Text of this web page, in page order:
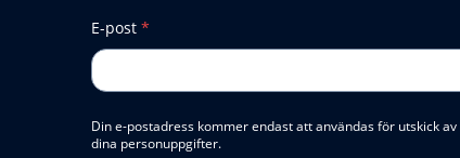
E-post *
Din e-postadress kommer endast att användas för utskick
dina personuppgifter.